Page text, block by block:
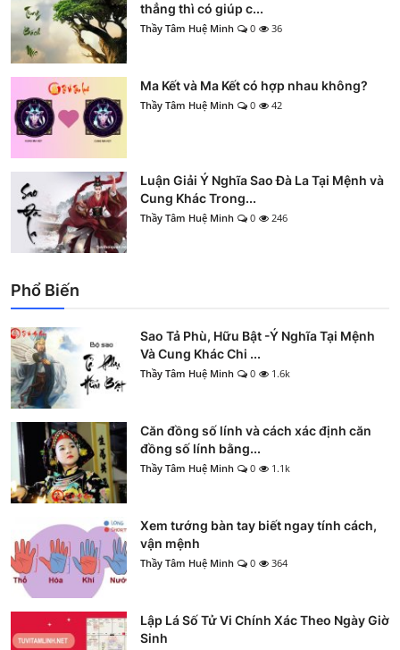
thẳng thì có giúp c...
Thầy Tâm Huệ Minh 0 36
Ma Kết và Ma Kết có hợp nhau không?
Thầy Tâm Huệ Minh 0 42
Luận Giải Ý Nghĩa Sao Đà La Tại Mệnh và
Cung Khác Trong...
Thầy Tâm Huệ Minh 0 246
Phổ Biến
Sao Tả Phù, Hữu Bật -Ý Nghĩa Tại Mệnh
Và Cung Khác Chi ...
Thầy Tâm Huệ Minh 0 1.6k
Căn đồng số lính và cách xác định căn
đồng số lính bằng...
Thầy Tâm Huệ Minh 0 1.1k
Xem tướng bàn tay biết ngay tính cách,
vận mệnh
Thầy Tâm Huệ Minh 0 364
Lập Lá Số Tử Vi Chính Xác Theo Ngày Giờ
Sinh